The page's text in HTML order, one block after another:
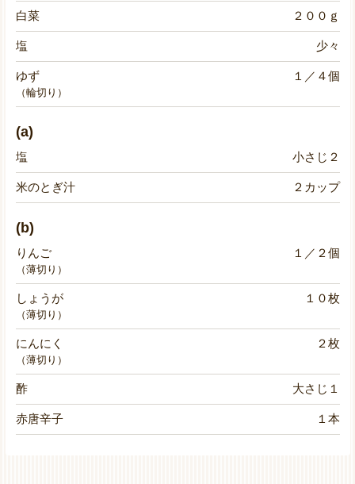
白菜 ２００ｇ
塩 少々
ゆず １／４個
（輪切り）
(a)
塩 小さじ２
米のとぎ汁 ２カップ
(b)
りんご １／２個
（薄切り）
しょうが １０枚
（薄切り）
にんにく ２枚
（薄切り）
酢 大さじ１
赤唐辛子 １本